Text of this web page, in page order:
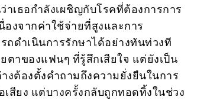
เธอกำลังเผชิญกับโรคที่ต้องการการ
งจากค่าใช้จ่ายที่สูงและการ
ถดำเนินการรักษาได้อย่างทันท่วงที
าของแฟนๆ ที่รู้สึกเสียใจ แต่ยังเป็น
งต้องตั้งคำถามถึงความยั่งยืนในการ
สียง แต่บางครั้งกลับถูกทอดทิ้งในช่วง